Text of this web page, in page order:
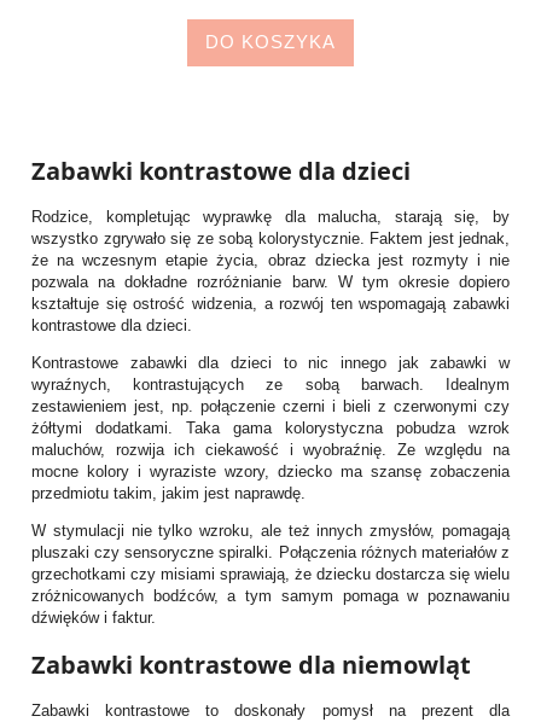
DO KOSZYKA
Zabawki kontrastowe dla dzieci
Rodzice, kompletując wyprawkę dla malucha, starają się, by
wszystko zgrywało się ze sobą kolorystycznie. Faktem jest jednak,
że na wczesnym etapie życia, obraz dziecka jest rozmyty i nie
pozwala na dokładne rozróżnianie barw. W tym okresie dopiero
kształtuje się ostrość widzenia, a rozwój ten wspomagają zabawki
kontrastowe dla dzieci.
Kontrastowe zabawki dla dzieci to nic innego jak zabawki w
wyraźnych, kontrastujących ze sobą barwach. Idealnym
zestawieniem jest, np. połączenie czerni i bieli z czerwonymi czy
żółtymi dodatkami. Taka gama kolorystyczna pobudza wzrok
maluchów, rozwija ich ciekawość i wyobraźnię. Ze względu na
mocne kolory i wyraziste wzory, dziecko ma szansę zobaczenia
przedmiotu takim, jakim jest naprawdę.
W stymulacji nie tylko wzroku, ale też innych zmysłów, pomagają
pluszaki czy sensoryczne spiralki. Połączenia różnych materiałów z
grzechotkami czy misiami sprawiają, że dziecku dostarcza się wielu
zróżnicowanych bodźców, a tym samym pomaga w poznawaniu
dźwięków i faktur.
Zabawki kontrastowe dla niemowląt
Zabawki kontrastowe to doskonały pomysł na prezent dla